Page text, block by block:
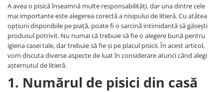
A avea o pisică înseamnă multe responsabilități, dar una dintre cele
mai importante este alegerea corectă a nisipului de litieră. Cu atâtea
opțiuni disponibile pe piață, poate fi o sarcină intimidantă să găsești
produsul potrivit. Nu numai că trebuie să fie o alegere bună pentru
igiena casei tale, dar trebuie să fie și pe placul pisicii. În acest articol,
vom discuta diverse aspecte de luat în considerare atunci când alegi
așternutul de litieră.
1. Numărul de pisici din casă